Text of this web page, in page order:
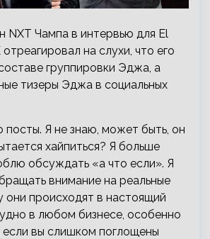
NXT Чампа в интервью для El
на слухи, что его
группировки Эджа, а
тизеры Эджа в социальных
посты. Я не знаю, может быть, он
хайпиться? Я больше
обсуждать «а что если». Я
внимание на реальные
они происходят в настоящий
в любом бизнесе, особенно
если вы слишком поглощены